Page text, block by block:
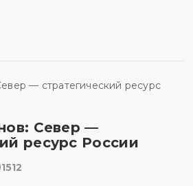
Север —
ресурс России
1512